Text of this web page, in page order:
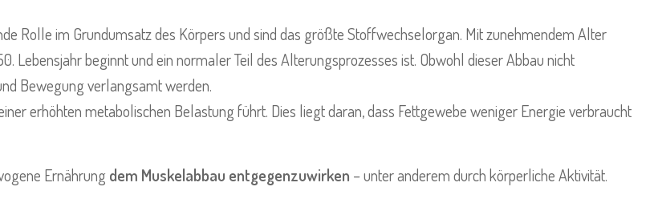
Rolle im Grundumsatz des Körpers und sind das größte Stoffwechselorgan. Mit zunehmendem Alter
Lebensjahr beginnt und ein normaler Teil des Alterungsprozesses ist. Obwohl dieser Abbau nicht
Bewegung verlangsamt werden.
erhöhten metabolischen Belastung führt. Dies liegt daran, dass Fettgewebe weniger Energie verbraucht
Ernährung dem Muskelabbau entgegenzuwirken – unter anderem durch körperliche Aktivität.